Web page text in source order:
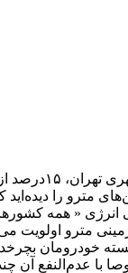
آن‌ها بالاجبار
مترو را
« همه
مترو
خودرومان
با عدم‌النفع آن